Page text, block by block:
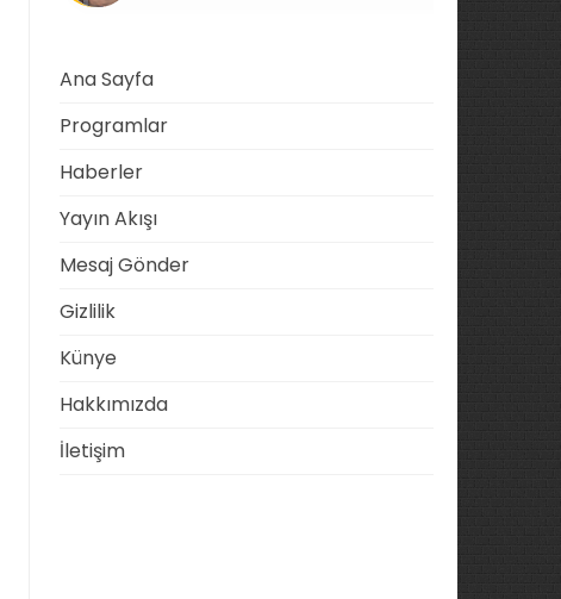
Ana Sayfa
Programlar
Haberler
Yayın Akışı
Mesaj Gönder
Gizlilik
Künye
Hakkımızda
İletişim